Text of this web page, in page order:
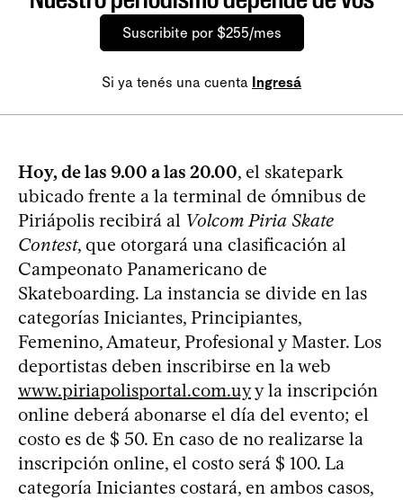
Suscribite por $255/mes
Si ya tenés una cuenta Ingresá
Hoy, de las 9.00 a las 20.00, el skatepark
ubicado frente a la terminal de ómnibus de
Piriápolis recibirá al Volcom Piria Skate
Contest, que otorgará una clasificación al
Campeonato Panamericano de
Skateboarding. La instancia se divide en las
categorías Iniciantes, Principiantes,
Femenino, Amateur, Profesional y Master. Los
deportistas deben inscribirse en la web
www.piriapolisportal.com.uyy la inscripción
online deberá abonarse el día del evento; el
costo es de $ 50. En caso de no realizarse la
inscripción online, el costo será $ 100. La
categoría Iniciantes costará, en ambos casos,